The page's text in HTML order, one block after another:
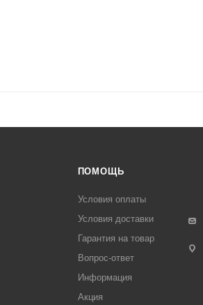
ПОМОЩЬ
Условия оплаты
Условия доставки
Гарантия на товар
Вопрос-ответ
Информация
Акция